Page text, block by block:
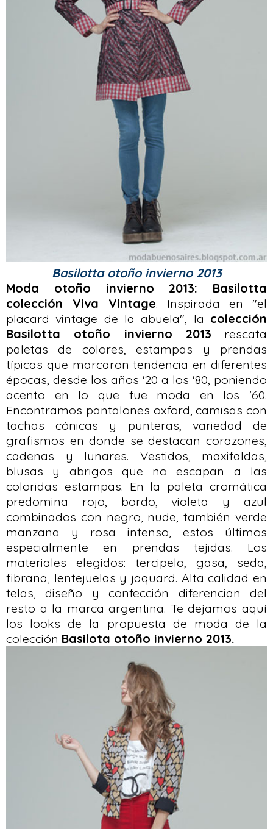
Basilotta otoño invierno 2013
Moda otoño invierno 2013: Basilotta
colección Viva Vintage. Inspirada en "el
placard vintage de la abuela", la colección
Basilotta otoño invierno 2013 rescata
paletas de colores, estampas y prendas
típicas que marcaron tendencia en diferentes
épocas, desde los años '20 a los '80, poniendo
acento en lo que fue moda en los '60.
Encontramos pantalones oxford, camisas con
tachas cónicas y punteras, variedad de
grafismos en donde se destacan corazones,
cadenas y lunares. Vestidos, maxifaldas,
blusas y abrigos que no escapan a las
coloridas estampas. En la paleta cromática
predomina rojo, bordo, violeta y azul
combinados con negro, nude, también verde
manzana y rosa intenso, estos últimos
especialmente en prendas tejidas. Los
materiales elegidos: tercipelo, gasa, seda,
fibrana, lentejuelas y jaquard. Alta calidad en
telas, diseño y confección diferencian del
resto a la marca argentina. Te dejamos aquí
los looks de la propuesta de moda de la
colección Basilota otoño invierno 2013.